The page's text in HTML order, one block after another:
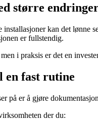
større
kan det lønne
er fullstendig.
i praksis er det en
en fast rutine
på er å gjøre
der du: